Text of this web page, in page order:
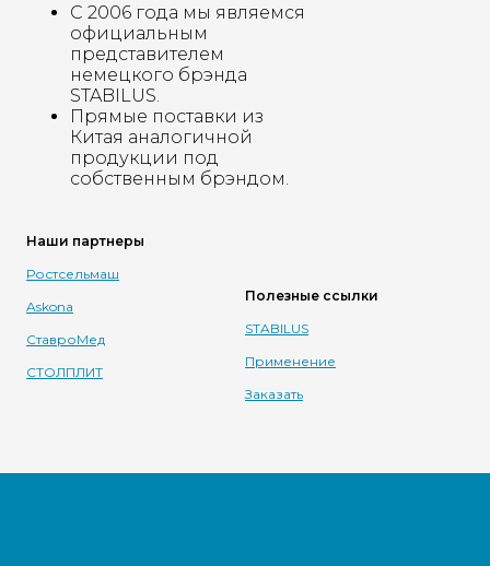
С 2006 года мы являемся
официальным
представителем
немецкого брэнда
STABILUS.
Прямые поставки из
Китая аналогичной
продукции под
собственным брэндом.
Наши партнеры
Ростсельмаш
Askona
СтавроМед
СТОЛПЛИТ
Полезные ссылки
STABILUS
Применение
Заказать